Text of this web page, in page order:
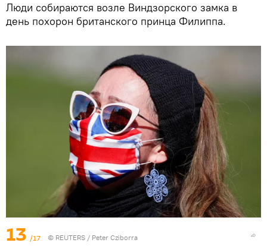
Люди собираются возле Виндзорского замка в
день похорон британского принца Филиппа.
13 /17 © REUTERS / Peter Cziborra